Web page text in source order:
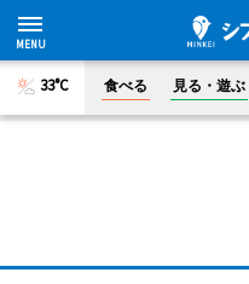
33°C 食べる 見る・遊ぶ